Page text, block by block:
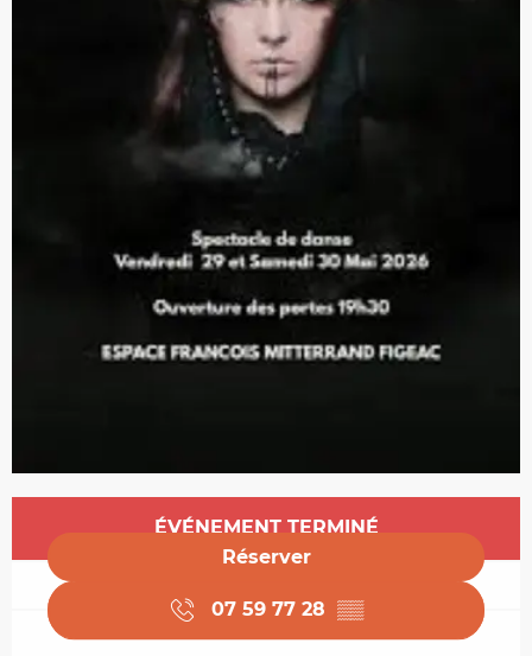
Ouverture et coordonnées
ÉVÉNEMENT TERMINÉ
Réserver
07 59 77 28 ▒▒